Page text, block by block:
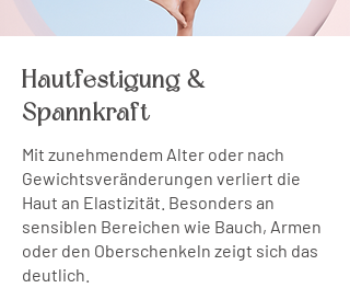
Hautfestigung &
Spannkraft
Mit zunehmendem Alter oder nach
Gewichtsveränderungen verliert die
Haut an Elastizität. Besonders an
sensiblen Bereichen wie Bauch, Armen
oder den Oberschenkeln zeigt sich das
deutlich.